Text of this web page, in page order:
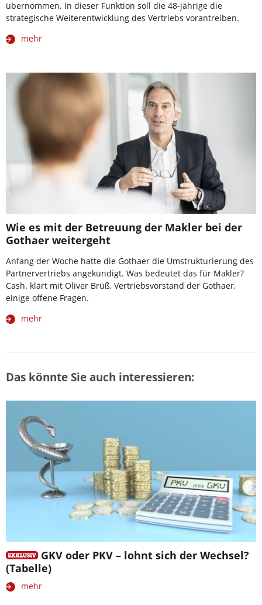
übernommen. In dieser Funktion soll die 48-jährige die
strategische Weiterentwicklung des Vertriebs vorantreiben.
mehr
Wie es mit der Betreuung der Makler bei der
Gothaer weitergeht
Anfang der Woche hatte die Gothaer die Umstrukturierung des
Partnervertriebs angekündigt. Was bedeutet das für Makler?
Cash. klärt mit Oliver Brüß, Vertriebsvorstand der Gothaer,
einige offene Fragen.
mehr
Das könnte Sie auch interessieren:
GKV oder PKV – lohnt sich der Wechsel?
(Tabelle)
mehr